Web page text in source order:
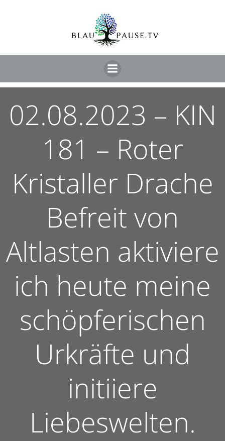
02.08.2023 – KIN
181 – Roter
Kristaller Drache
Befreit von
Altlasten aktiviere
ich heute meine
schöpferischen
Urkräfte und
initiiere
Liebeswelten.